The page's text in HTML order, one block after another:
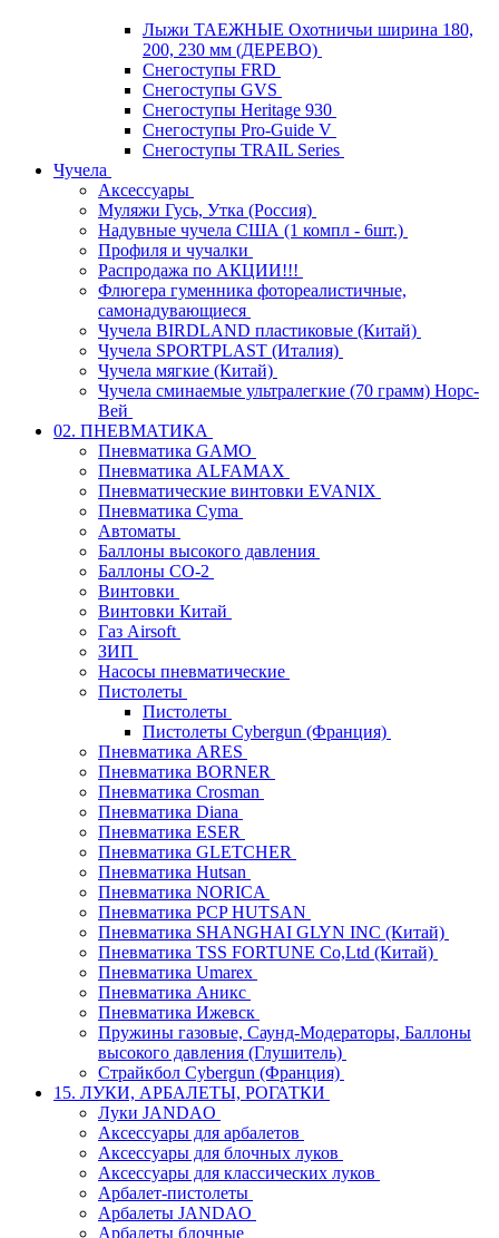
Лыжи ТАЕЖНЫЕ Охотничьи ширина 180,
200, 230 мм (ДЕРЕВО)
Снегоступы FRD
Снегоступы GVS
Снегоступы Heritage 930
Снегоступы Pro-Guide V
Снегоступы TRAIL Series
Чучела
Аксессуары
Муляжи Гусь, Утка (Россия)
Надувные чучела США (1 компл - 6шт.)
Профиля и чучалки
Распродажа по АКЦИИ!!!
Флюгера гуменника фотореалистичные,
самонадувающиеся
Чучела BIRDLAND пластиковые (Китай)
Чучела SPORTPLAST (Италия)
Чучела мягкие (Китай)
Чучела сминаемые ультралегкие (70 грамм) Норс-
Вей
02. ПНЕВМАТИКА
Пневматика GAMO
Пневматика ALFAMAX
Пневматические винтовки EVANIX
Пневматика Cyma
Автоматы
Баллоны высокого давления
Баллоны СО-2
Винтовки
Винтовки Китай
Газ Airsoft
ЗИП
Насосы пневматические
Пистолеты
Пистолеты
Пистолеты Cybergun (Франция)
Пневматика ARES
Пневматика BORNER
Пневматика Crosman
Пневматика Diana
Пневматика ESER
Пневматика GLETCHER
Пневматика Hutsan
Пневматика NORICA
Пневматика PCP HUTSAN
Пневматика SHANGHAI GLYN INC (Китай)
Пневматика TSS FORTUNE Co,Ltd (Китай)
Пневматика Umarex
Пневматика Аникс
Пневматика Ижевск
Пружины газовые, Саунд-Модераторы, Баллоны
высокого давления (Глушитель)
Страйкбол Cybergun (Франция)
15. ЛУКИ, АРБАЛЕТЫ, РОГАТКИ
Луки JANDAO
Аксессуары для арбалетов
Аксессуары для блочных луков
Аксессуары для классических луков
Арбалет-пистолеты
Арбалеты JANDAO
Арбалеты блочные